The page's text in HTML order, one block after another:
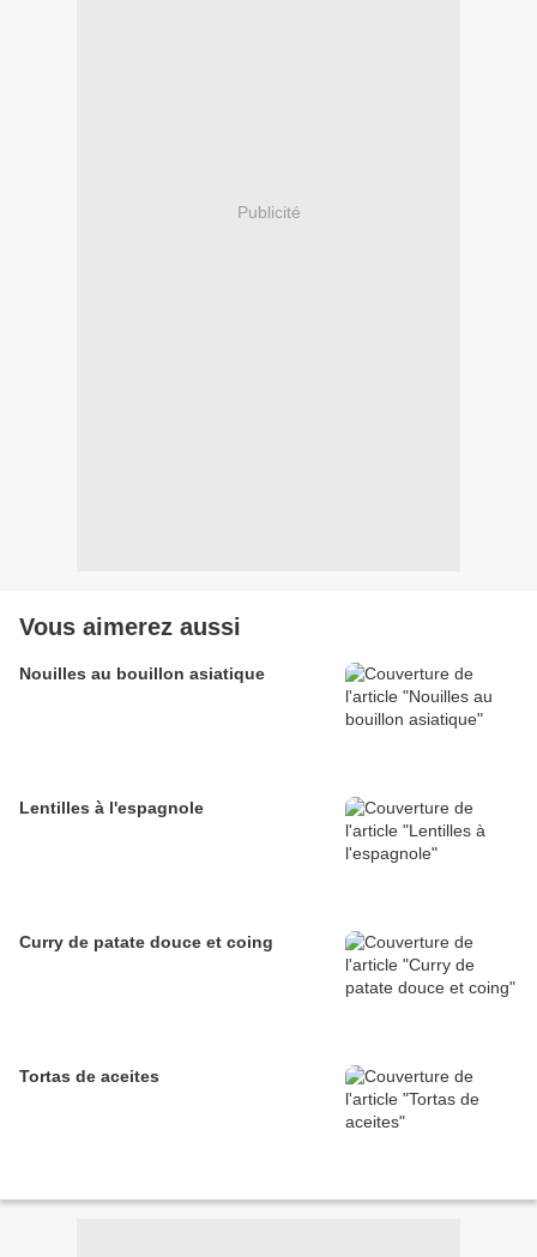
Publicité
Vous aimerez aussi
Nouilles au bouillon asiatique
Lentilles à l'espagnole
Curry de patate douce et coing
Tortas de aceites